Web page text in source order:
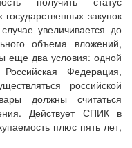
закупок
увеличивается до
объема вложений,
еще два условия: одной
Федерация,
российской
должны считаться
Действует СПИК в
плюс пять лет,